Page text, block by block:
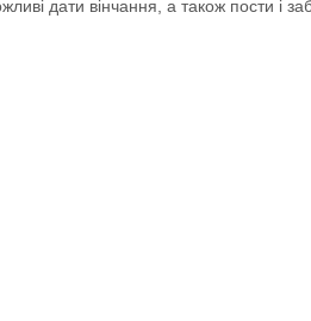
дати вінчання, а також пости і